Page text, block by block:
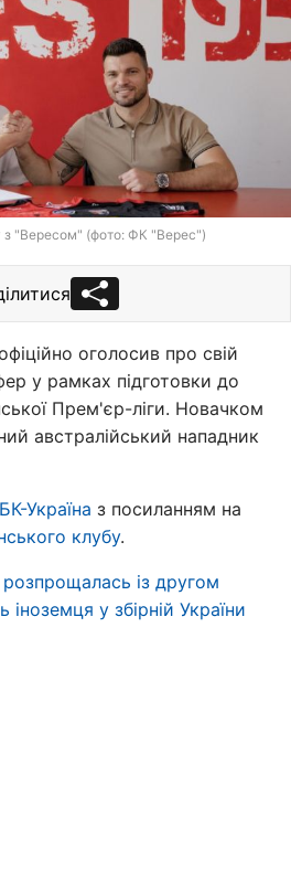
з "Вересом" (фото: ФК "Верес")
оголосив про свій
у рамках підготовки до
Прем'єр-ліги. Новачком
австралійський нападник
Україна з посиланням на
клубу.
із другом
іноземця у збірній України